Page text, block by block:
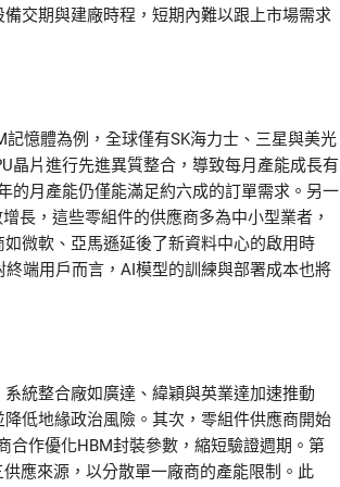
交期與建廠時程，短期內難以跟上市場需求
憶體為例，全球僅有SK海力士、三星與美光
晶片進行先進異質整合，導致每月產能成長有
的月產能仍僅能滿足約六成的訂單需求。另一
長，這些零組件的供應商多為中小型業者，
微軟、亞馬遜延後了新資料中心的啟用時
端用戶而言，AI模型的訓練與部署成本也將
統整合廠如廣達、緯穎與英業達加速推動
低地緣政治風險。其次，零組件供應商開始
合作優化HBM封裝參數，縮短驗證週期。第
應來源，以分散單一廠商的產能限制。此